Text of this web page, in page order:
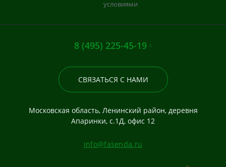
условиями
8 (495) 225-45-19
СВЯЗАТЬСЯ С НАМИ
Московская область, Ленинский район, деревня
Апаринки, с.1Д, офис 12
info@fasenda.ru